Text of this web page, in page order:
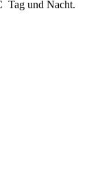
Tag und Nacht.